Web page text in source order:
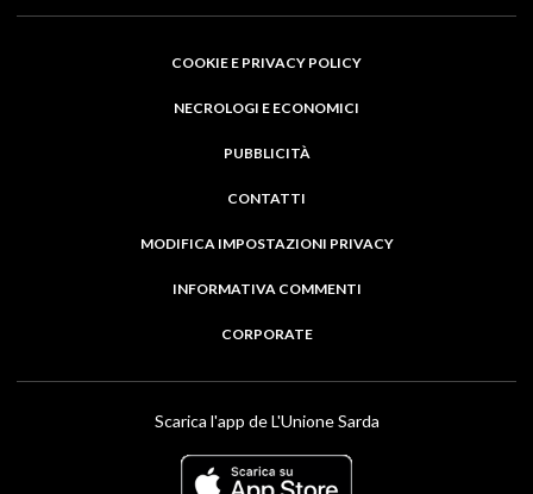
COOKIE E PRIVACY POLICY
NECROLOGI E ECONOMICI
PUBBLICITÀ
CONTATTI
MODIFICA IMPOSTAZIONI PRIVACY
INFORMATIVA COMMENTI
CORPORATE
Scarica l'app de L'Unione Sarda